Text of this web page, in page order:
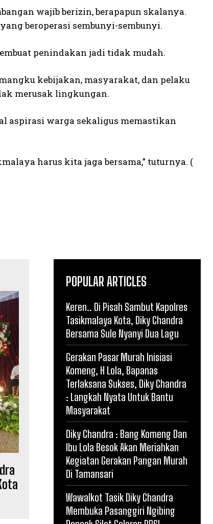
wajib berizin, berapapun skalanya.
beroperasi sembunyi-sembunyi.
penindakan jadi tidak mudah.
kebijakan, masyarakat, dan pelaku
merusak lingkungan.
aspirasi warga sekaligus memastikan
harus kita jaga bersama,” tuturnya. (
POPULAR ARTICLES
Keren.. Di Pisah Sambut Kapolres
Tasikmalaya Kota, Diky Chandra
Bersama Sule Nyanyi Dua Lagu
Gerakan Pasar Murah Inisiasi
Komeng, H Lola, Bapanas
Terlaksana Sukses, Diky Chandra
: Langkah Nyata Untuk Bantu
Masyarakat
Diky Chandra : Bang Komeng Dan
Ibu Lola Besok Akan Meriahkan
Kegiatan Gerakan Pangan Murah
Di Tamansari
Wawalkot Tasik Diky Chandra
Membuka Pasanggiri Ngibing